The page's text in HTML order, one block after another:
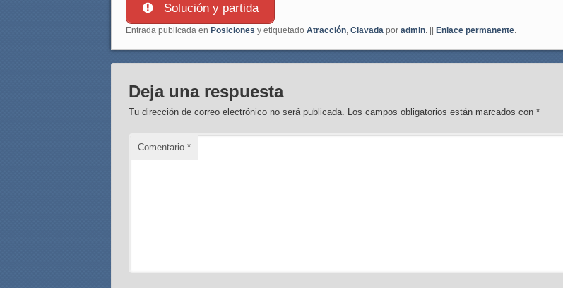
Solución y partida
Entrada publicada en Posiciones y etiquetado Atracción, Clavada por admin. || Enlace permanente.
Deja una respuesta
Tu dirección de correo electrónico no será publicada. Los campos obligatorios están marcados con*
Comentario*